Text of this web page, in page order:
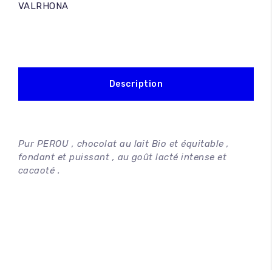
VALRHONA
Description
Pur PEROU , chocolat au lait Bio et équitable ,
fondant et puissant , au goût lacté intense et
cacaoté .